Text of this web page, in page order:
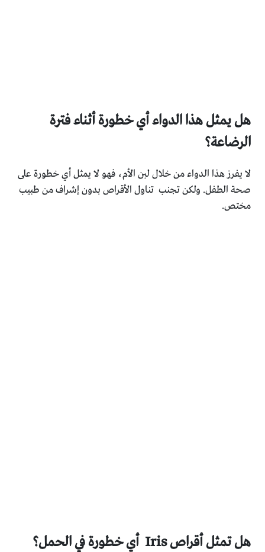
هل يمثل هذا الدواء أي خطورة أثناء فترة
الرضاعة؟
لا يفرز هذا الدواء من خلال لبن الأم، فهو لا يمثل أي خطورة على
صحة الطفل. ولكن تجنب تناول الأقراص بدون إشراف من طبيب
مختص.
هل تمثل أقراصIris أي خطورة في الحمل؟